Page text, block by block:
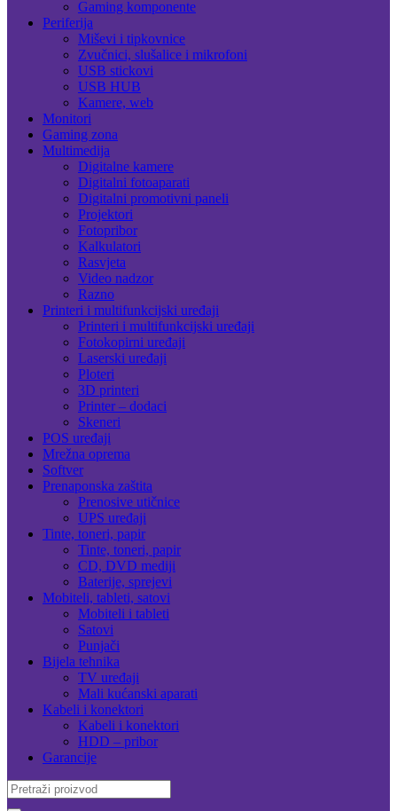
Gaming komponente
Periferija
Miševi i tipkovnice
Zvučnici, slušalice i mikrofoni
USB stickovi
USB HUB
Kamere, web
Monitori
Gaming zona
Multimedija
Digitalne kamere
Digitalni fotoaparati
Digitalni promotivni paneli
Projektori
Fotopribor
Kalkulatori
Rasvjeta
Video nadzor
Razno
Printeri i multifunkcijski uređaji
Printeri i multifunkcijski uređaji
Fotokopirni uređaji
Laserski uređaji
Ploteri
3D printeri
Printer – dodaci
Skeneri
POS uređaji
Mrežna oprema
Softver
Prenaponska zaštita
Prenosive utičnice
UPS uređaji
Tinte, toneri, papir
Tinte, toneri, papir
CD, DVD mediji
Baterije, sprejevi
Mobiteli, tableti, satovi
Mobiteli i tableti
Satovi
Punjači
Bijela tehnika
TV uređaji
Mali kućanski aparati
Kabeli i konektori
Kabeli i konektori
HDD – pribor
Garancije
Search
for: